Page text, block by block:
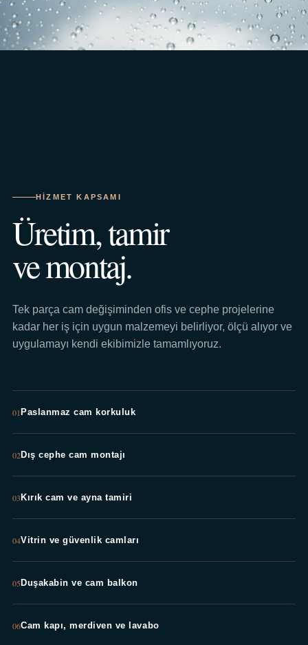
HIZMET KAPSAMI
Üretim, tamir
ve montaj.
Tek parça cam değişiminden ofis ve cephe projelerine
kadar her iş için uygun malzemeyi belirliyor, ölçü alıyor ve
uygulamayı kendi ekibimizle tamamlıyoruz.
01Paslanmaz cam korkuluk
02Dış cephe cam montajı
03Kırık cam ve ayna tamiri
04Vitrin ve güvenlik camları
05Duşakabin ve cam balkon
06Cam kapı, merdiven ve lavabo